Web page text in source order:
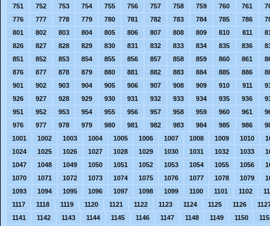
751
752 753 754 755 756 757 758 759 760 761
776
777 778 779 780 781 782 783 784 785 786
801
802 803 804 805 806 807 808 809 810 811
826
827 828 829 830 831 832 833 834 835 836
851
852 853 854 855 856 857 858 859 860 861
876
877 878 879 880 881 882 883 884 885 886
901
902 903 904 905 906 907 908 909 910 911
926
927 928 929 930 931 932 933 934 935 936
951
952 953 954 955 956 957 958 959 960 961
976
977 978 979 980 981 982 983 984 985 986
1001
1002 1003 1004 1005 1006 1007 1008 1009 1010
1024
1025 1026 1027 1028 1029 1030 1031 1032 1033
1047
1048 1049 1050 1051 1052 1053 1054 1055 1056
1070
1071 1072 1073 1074 1075 1076 1077 1078 1079
1093
1094 1095 1096 1097 1098 1099 1100 1101 1102
1117
1118 1119 1120 1121 1122 1123 1124 1125 1126
1141
1142 1143 1144 1145 1146 1147 1148 1149 1150